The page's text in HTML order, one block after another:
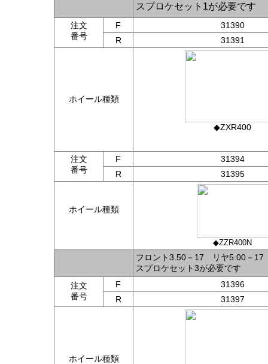
スプロケセット1が必要です
注文
番号
F
31390
R
31391
ホイール種類
◆ZXR400
注文
番号
F
31394
R
31395
ホイール種類種
◆ZZR400N
フロント3.50－17 リヤ5.00
スプロケセット3が必要です
注文
番号
F
31396
R
31397
ホイール種類